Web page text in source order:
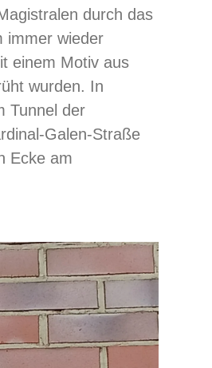
durch das
immer wieder
einem Motiv aus
wurden. In
Tunnel der
Galen-Straße
Ecke am